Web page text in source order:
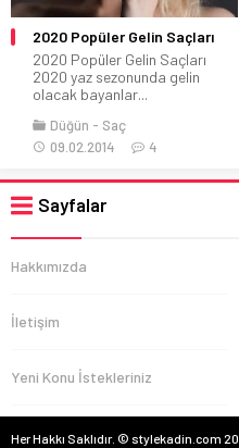
2020 Popüler Gelin Saçları
2020 Popüler Gelin Saçları
2020 yaz sezonunda gelin
olacak bayanlar...
Düğün
Saç
09.02.2014
4
Sayfalar
Hakkımızda
İletişim
Yeni Konu İstekleriniz
Her Hakkı Saklıdır. © stylekadin.com